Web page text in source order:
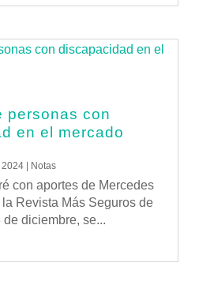
personas con
en el mercado
2024| Notas
con aportes de Mercedes
Revista Más Seguros de
diciembre, se...